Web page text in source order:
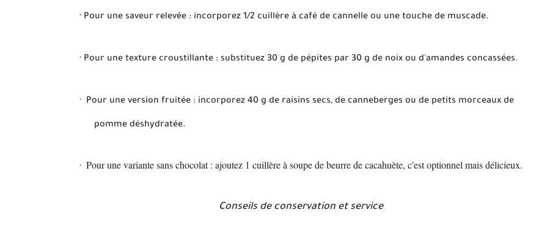
· Pour une saveur relevée : incorporez 1/2 cuillère à café de cannelle ou une touche de muscade.
· Pour une texture croustillante : substituez 30 g de pépites par 30 g de noix ou d'amandes concassées.
· Pour une version fruitée : incorporez 40 g de raisins secs, de canneberges ou de petits morceaux de
pomme déshydratée.
· Pour une variante sans chocolat : ajoutez 1 cuillère à soupe de beurre de cacahuète, c'est optionnel mais délicieux.
Conseils de conservation et service